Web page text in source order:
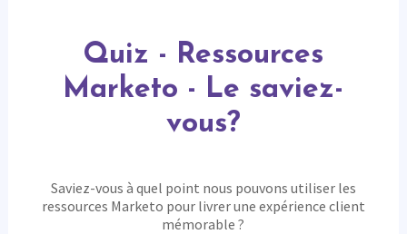
Ressources
Marketo
Quiz - Ressources
Marketo - Le saviez-
vous?
Saviez-vous à quel point nous pouvons utiliser les
ressources Marketo pour livrer une expérience client
mémorable ?